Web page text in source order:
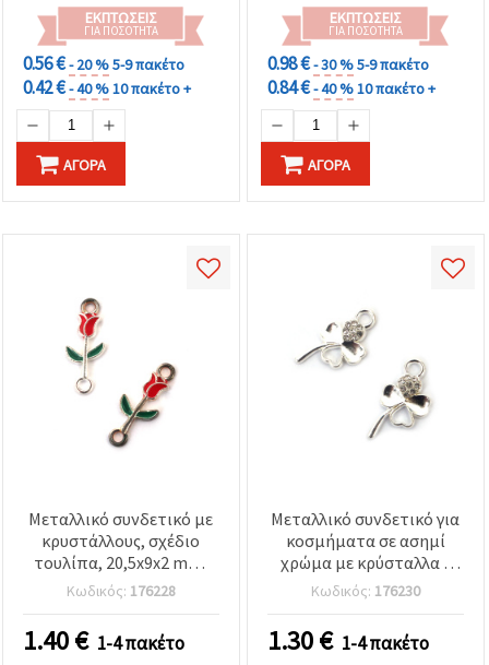
ΕΚΠΤΏΣΕΙΣ
ΓΙΑ ΠΟΣΌΤΗΤΑ
0.56 €- 20 %5-9 πακέτο
0.42 €- 40 %10 πακέτο +
ΑΓΟΡΆ
ΕΚΠΤΏΣΕΙΣ
ΓΙΑ ΠΟΣΌΤΗΤΑ
0.98 €- 30 %5-9 πακέτο
0.84 €- 40 %10 πακέτο +
ΑΓΟΡΆ
Μεταλλικό συνδετικό με
κρυστάλλους, σχέδιο
τουλίπα, 20,5x9x2 mm,
οπή 2 mm, ασημί χρώμα
– 5 τεμ.
Κωδικός: 176228
1.40€ 1-4 πακέτο
Μεταλλικό συνδετικό για
κοσμήματα σε ασημί
χρώμα με κρύσταλλα -
τριφύλλι, 21x11.5x2.5
mm, οπή: 2 mm, 5 τεμ.
Κωδικός: 176230
1.30€ 1-4 πακέτο